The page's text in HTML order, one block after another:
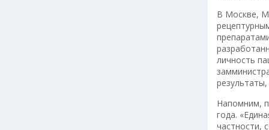
В Москве,
личность
Напомним,
года.
частности,